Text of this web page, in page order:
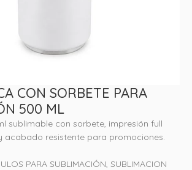
CON SORBETE PARA
500 ML
sublimable con sorbete, impresión full
acabado resistente para promociones.
PARA SUBLIMACIÓN, SUBLIMACION